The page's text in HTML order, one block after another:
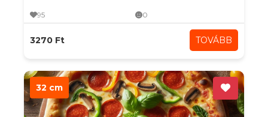
95 0
3270 Ft TOVÁBB
32 cm